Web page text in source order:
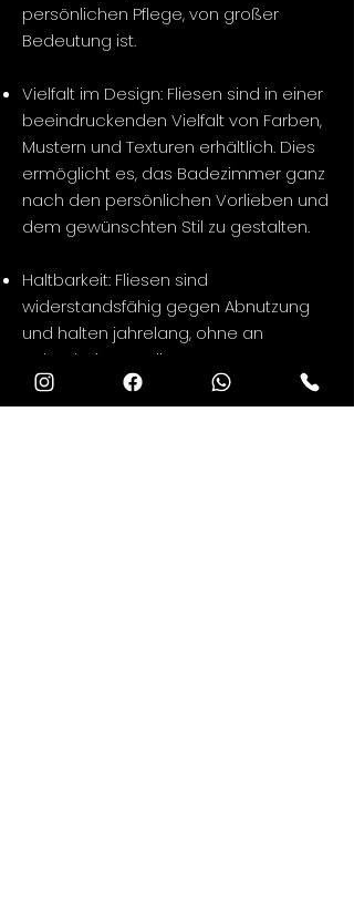
persönlichen Pflege, von großer
Bedeutung ist.
Vielfalt im Design: Fliesen sind in einer
beeindruckenden Vielfalt von Farben,
Mustern und Texturen erhältlich. Dies
ermöglicht es, das Badezimmer ganz
nach den persönlichen Vorlieben und
dem gewünschten Stil zu gestalten.
Haltbarkeit: Fliesen sind
widerstandsfähig gegen Abnutzung
und halten jahrelang, ohne an
Schönheit zu verlieren.